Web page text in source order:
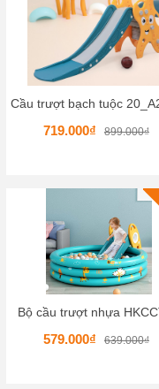
719.000₫ 899.000₫
Bộ cầu trượt nhựa
579.000₫ 639.000₫